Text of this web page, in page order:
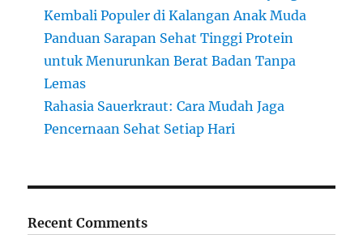
Kembali Populer di Kalangan Anak Muda
Panduan Sarapan Sehat Tinggi Protein
untuk Menurunkan Berat Badan Tanpa
Lemas
Rahasia Sauerkraut: Cara Mudah Jaga
Pencernaan Sehat Setiap Hari
Recent Comments